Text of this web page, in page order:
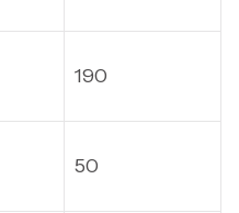
190
50